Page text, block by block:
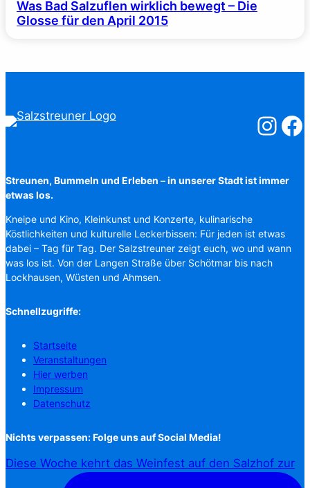
Was Bad Salzuflen wirklich bewegt – Die
Glosse für den April 2015
Streunen, Bummeln und Erleben – in unserer Stadt ist immer
etwas los.
Kneipe und Kino, Kleinkunst und Konzerte, kulinarische
Köstlichkeiten und kulturelle Leckerbissen: Für jeden ist etwas
dabei – Tag für Tag. Der Salzstreuner zeigt euch, wo und wann
was los ist. Von der Langen Straße über Schötmar bis nach
Lockhausen, Wüsten und Ahmsen.
Schnellzugriffe:
Startseite
Veranstaltungen
Hier werben
Impressum
Datenschutz
Nichts verpassen: Folge uns auf Social Media!
Diese Woche kehrt das Weinfest auf den Salzhof zur